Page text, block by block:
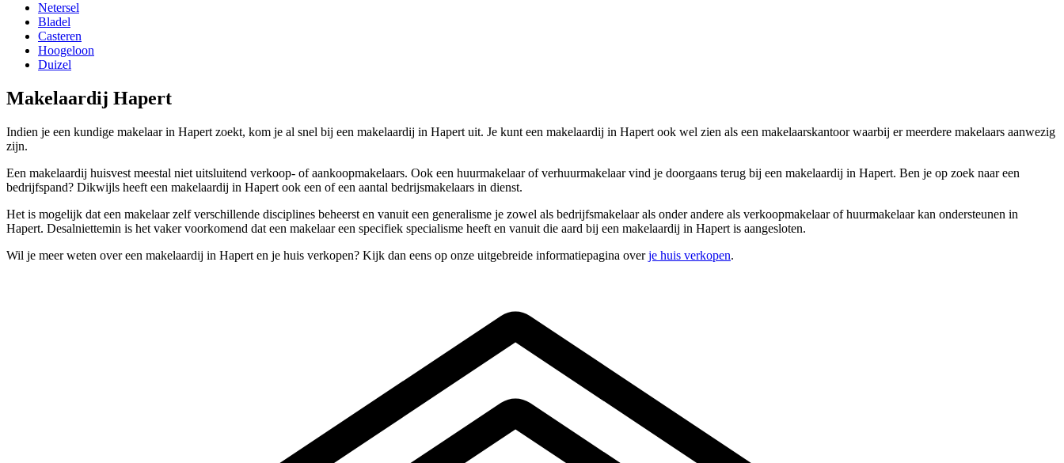
Netersel
Bladel
Casteren
Hoogeloon
Duizel
Makelaardij Hapert
Indien je een kundige makelaar in Hapert zoekt, kom je al snel bij een makelaardij in Hapert uit. Je kunt een makelaardij in Hapert ook wel zien als een makelaarskantoor waarbij er meerdere makelaars aanwezig
zijn.
Een makelaardij huisvest meestal niet uitsluitend verkoop- of aankoopmakelaars. Ook een huurmakelaar of verhuurmakelaar vind je doorgaans terug bij een makelaardij in Hapert. Ben je op zoek naar een
bedrijfspand? Dikwijls heeft een makelaardij in Hapert ook een of een aantal bedrijsmakelaars in dienst.
Het is mogelijk dat een makelaar zelf verschillende disciplines beheerst en vanuit een generalisme je zowel als bedrijfsmakelaar als onder andere als verkoopmakelaar of huurmakelaar kan ondersteunen in
Hapert. Desalniettemin is het vaker voorkomend dat een makelaar een specifiek specialisme heeft en vanuit die aard bij een makelaardij in Hapert is aangesloten.
Wil je meer weten over een makelaardij in Hapert en je huis verkopen? Kijk dan eens op onze uitgebreide informatiepagina overje huis verkopen.